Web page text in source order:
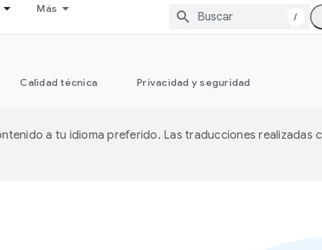
Más
/
Calidad técnica Privacidad y seguridad
a tu idioma preferido. Las traducciones realizadas